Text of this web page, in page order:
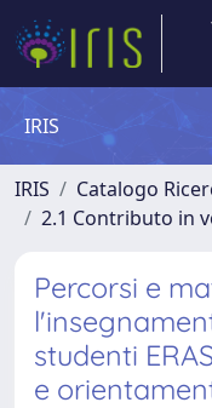
IRIS
IRIS Catalogo
2.1 Contributo in
Percorsi e
studenti
e